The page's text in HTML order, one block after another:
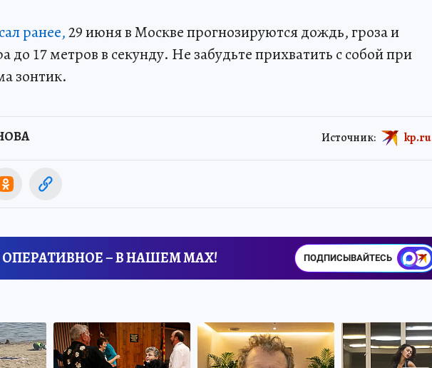
ранее,29 июня в Москве прогнозируются дождь, гроза и
до 17 метров в секунду. Не забудьте прихватить с собой при
зонтик.
Источник: kp.ru
– В НАШЕМ MAX! ПОДПИСЫВАЙТЕСЬ